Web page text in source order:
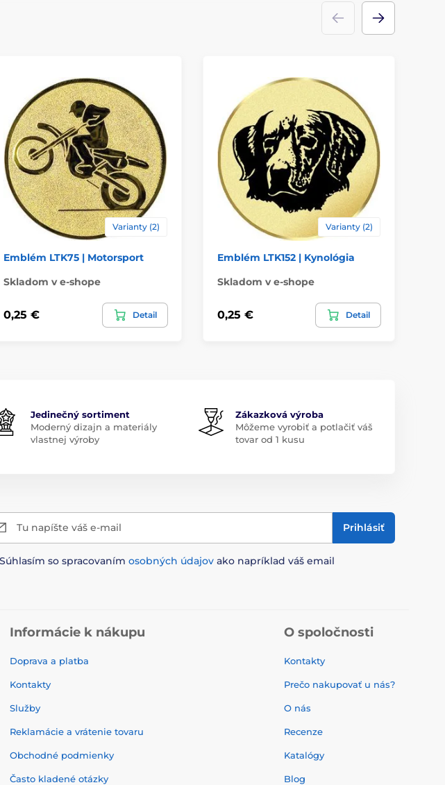
Varianty (2)
Emblém LTK75 | Motorsport
Skladom v e-shope
0,25 € Detail
Varianty (2)
Emblém LTK152 | Kynológia
Skladom v e-shope
0,25 € Detail
Jedinečný sortiment
Moderný dizajn a materiály
vlastnej výroby
Zákazková výroba
Môžeme vyrobiť a potlačiť váš
tovar od 1 kusu
Tu napíšte váš e-mail Prihlásiť
Súhlasím so spracovaním osobných údajov ako napríklad váš email
Informácie k nákupu
Doprava a platba
Kontakty
Služby
Reklamácie a vrátenie tovaru
Obchodné podmienky
Často kladené otázky
O spoločnosti
Kontakty
Prečo nakupovať u nás?
O nás
Recenze
Katalógy
Blog